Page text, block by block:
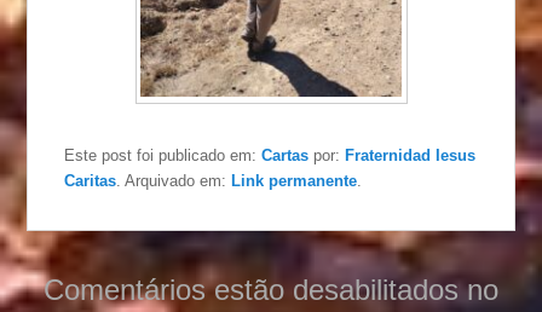
Este post foi publicado em:Cartas por: Fraternidad Iesus
Caritas. Arquivado em: Link permanente.
Comentários estão desabilitados no